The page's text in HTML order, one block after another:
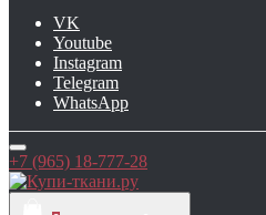
VK
Youtube
Instagram
Telegram
WhatsApp
+7 (965) 18-777-28